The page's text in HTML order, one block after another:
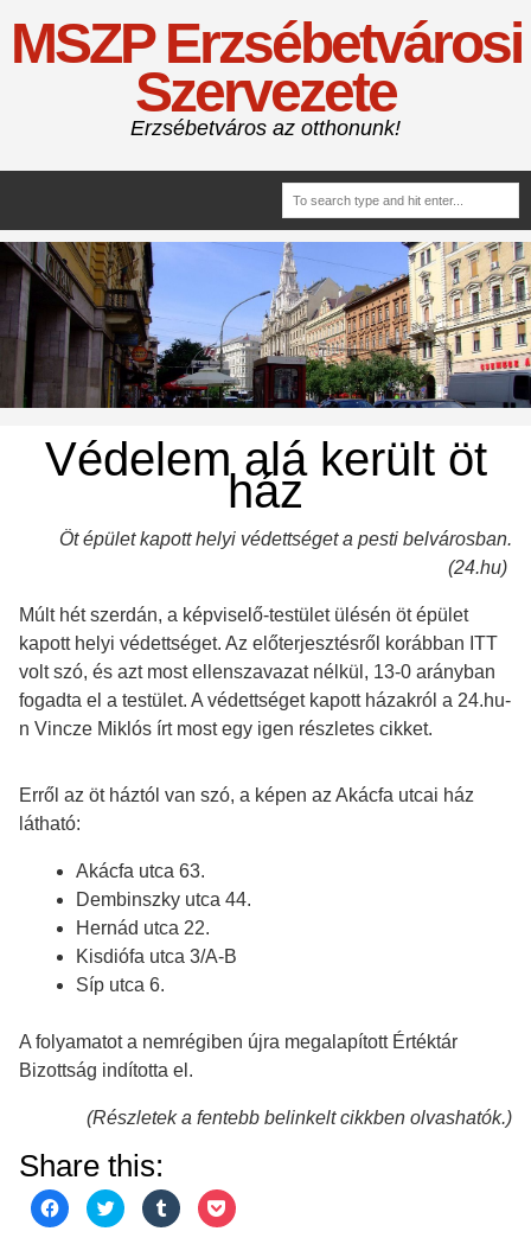
MSZP Erzsébetvárosi
Szervezete
Erzsébetváros az otthonunk!
Védelem alá került öt
ház
Öt épület kapott helyi védettséget a pesti belvárosban.
(24.hu)
Múlt hét szerdán, a képviselő-testület ülésén öt épület
kapott helyi védettséget. Az előterjesztésről korábban ITT
volt szó, és azt most ellenszavazat nélkül, 13-0 arányban
fogadta el a testület. A védettséget kapott házakról a 24.hu-
n Vincze Miklós írt most egy igen részletes cikket.
Erről az öt háztól van szó, a képen az Akácfa utcai ház
látható:
Akácfa utca 63.
Dembinszky utca 44.
Hernád utca 22.
Kisdiófa utca 3/A-B
Síp utca 6.
A folyamatot a nemrégiben újra megalapított Értéktár
Bizottság indította el.
(Részletek a fentebb belinkelt cikkben olvashatók.)
Share this:
Click
to
share
Click
to
share
Click
to
share
Click
to